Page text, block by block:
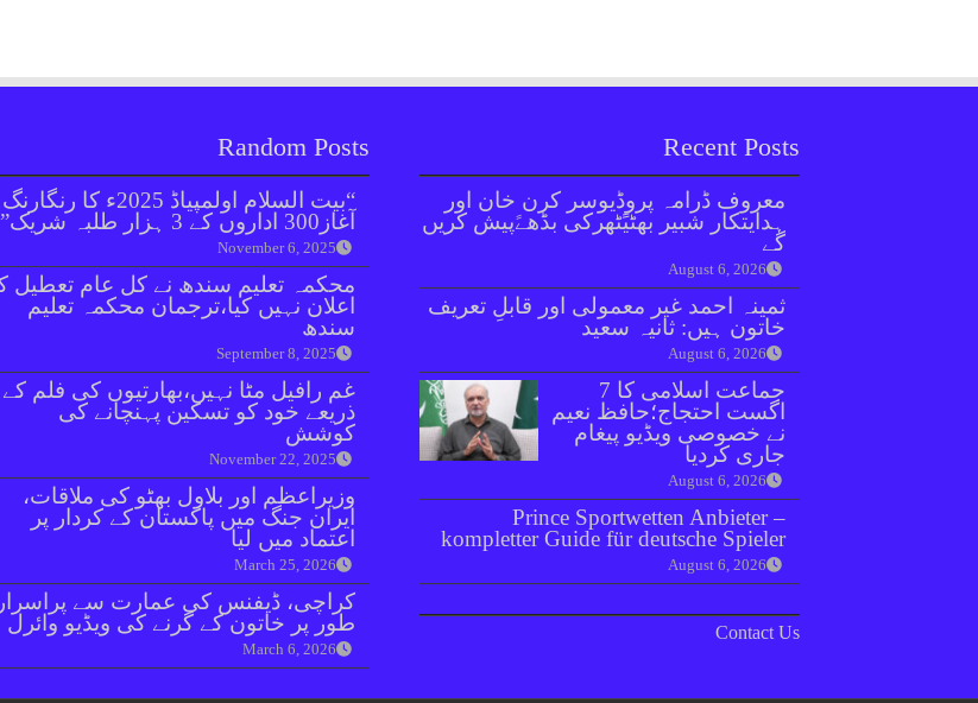
Random Posts
“بیت السلام اولمپیاڈ 2025ء کا رنگارنگ
آغاز300 اداروں کے 3 ہزار طلبہ شریک”
November 6, 2025
محکمہ تعلیم سندھ نے کل عام تعطیل
اعلان نہیں کیا،ترجمان محکمہ تعلیم
سندھ
September 8, 2025
غم رافیل مٹا نہیں،بھارتیوں کی فلم کے
ذریعے خود کو تسکین پہنچانے کی
کوشش
November 22, 2025
وزیراعظم اور بلاول بھٹو کی ملاقات،
ایران جنگ میں پاکستان کے کردار پر
اعتماد میں لیا
March 25, 2026
کراچی، ڈیفنس کی عمارت سے پراسرار
طور پر خاتون کے گرنے کی ویڈیو وائرل
March 6, 2026
Recent Posts
معروف ڈرامہ پروڈیوسر کرن خان اور
ہدایتکار شبیر بھٹیًٹھرکی بڈھےًپیش کریں
گے
August 6, 2026
ثمینہ احمد غیر معمولی اور قابلِ تعریف
خاتون ہیں: ثانیہ سعید
August 6, 2026
جماعت اسلامی کا 7
اگست احتجاج؛حافظ نعیم
نے خصوصی ویڈیو پیغام
جاری کردیا
August 6, 2026
Prince Sportwetten Anbieter –
kompletter Guide für deutsche Spieler
August 6, 2026
Contact Us